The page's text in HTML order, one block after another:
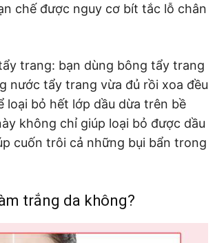
chế được nguy cơ bít tắc lỗ chân
trang: bạn dùng bông tẩy trang
nước tẩy trang vừa đủ rồi xoa đều
loại bỏ hết lớp dầu dừa trên bề
không chỉ giúp loại bỏ được dầu
cuốn trôi cả những bụi bẩn trong
trắng da không?